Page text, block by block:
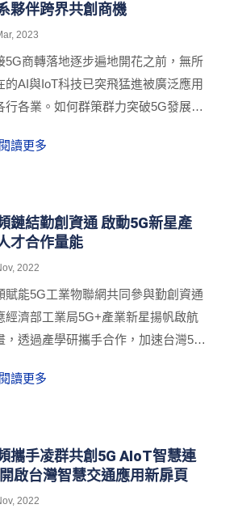
夥伴跨界共創商機
2023
5G商轉落地逐步遍地開花之前，無所
的AI與IoT科技已突飛猛進被廣泛應用
行各業。如何群策群力突破5G發展鴻
的決勝關鍵。昇頻積極串聯跨界整合
壇」，邀請勤創資通、緯創資通、工
、人工智慧晶片製造商Hailo等企業夥
聚響應，並成功匯聚了來自不同產業
業先進與系統整合商共襄盛舉，探討
AI與IoT技術的產業趨勢應用及展示
案例，透過Live Demo體驗，與現場
閱讀更多
鏈結勤創資通 啟動5G新星產
才合作量能
2022
賦能5G工業物聯網共同參與勤創資通
經濟部工業局5G+產業新星揚帆啟航
，透過產學研攜手合作，加速台灣5G
瓶蓋工廠台北製造所舉行「玩學5G．
契機。
閱讀更多
攜手凌群共創5G AIoT智慧連
啟台灣智慧交通應用新扉頁
2022